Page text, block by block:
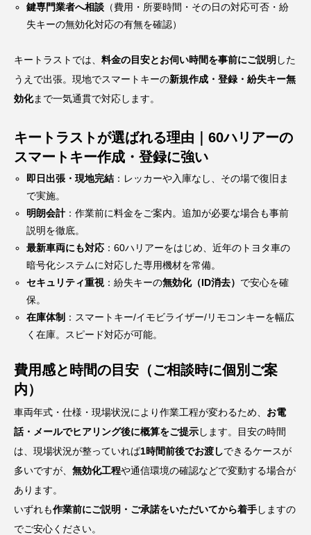
鍵専門業者へ相談 （費用・所要時間・その日の対応可否・紛
失キーの無効化対応の有無を確認）
キートラストでは、 料金の目安とお伺い時間を事前にご説明 した
うえで出張。現地でスマートキーの新規作成・登録・紛失キー無
効化まで一気通貫で対応します。
キートラストが選ばれる理由｜60ハリアーの
スマートキー作成・登録に強い
即日出張・現地完結 ：レッカーや入庫なし、その場で復旧ま
で実施。
明朗会計：作業前に料金をご案内。追加が必要な場合も事前
説明を徹底。
最新車両にも対応 ：60ハリアーをはじめ、近年のトヨタ車の
暗号化システムに対応した専用機材を常備。
セキュリティ重視 ：紛失キーの無効化（ID消去） で安心を確
保。
在庫体制 ：スマートキー/イモビライザー/リモコンキーを幅広
く在庫。スピード対応が可能。
費用感と時間の目安（ご相談時に個別ご案
内）
車両年式・仕様・現場状況により作業工程が変わるため、 お電
話・メールでヒアリング後に概算をご提示します。目安の時間
は、現場状況が整っていれば1時間前後でお渡しできるケースが
多いですが、 無効化工程や通信環境の確認などで変動する場合が
あります。
いずれも作業前にご説明・ご承諾をいただいてから着手しますの
でご安心ください。